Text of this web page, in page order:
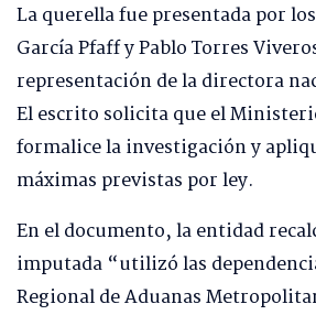
La querella fue presentada por
García Pfaff y Pablo Torres
representación de la directora
El escrito solicita que el
formalice la investigación y
máximas previstas por ley.
En el documento, la entidad
imputada “utilizó las
Regional de Aduanas